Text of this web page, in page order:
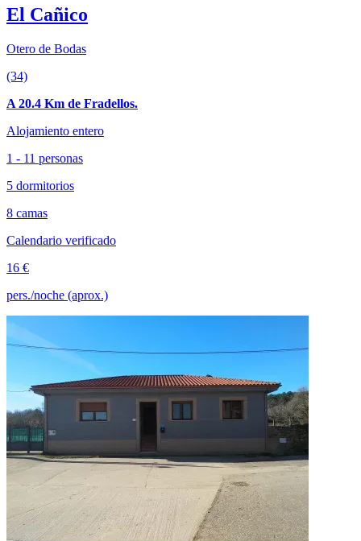
El Cañico
Otero de Bodas
(34)
A 20.4 Km de Fradellos.
Alojamiento entero
1 - 11 personas
5 dormitorios
8 camas
Calendario verificado
16 €
pers./noche (aprox.)